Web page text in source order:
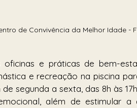
de Convivência da Melhor Idade -
oficinas e práticas de bem-
e recreação na piscina
segunda a sexta, das 8h às
além de estimular